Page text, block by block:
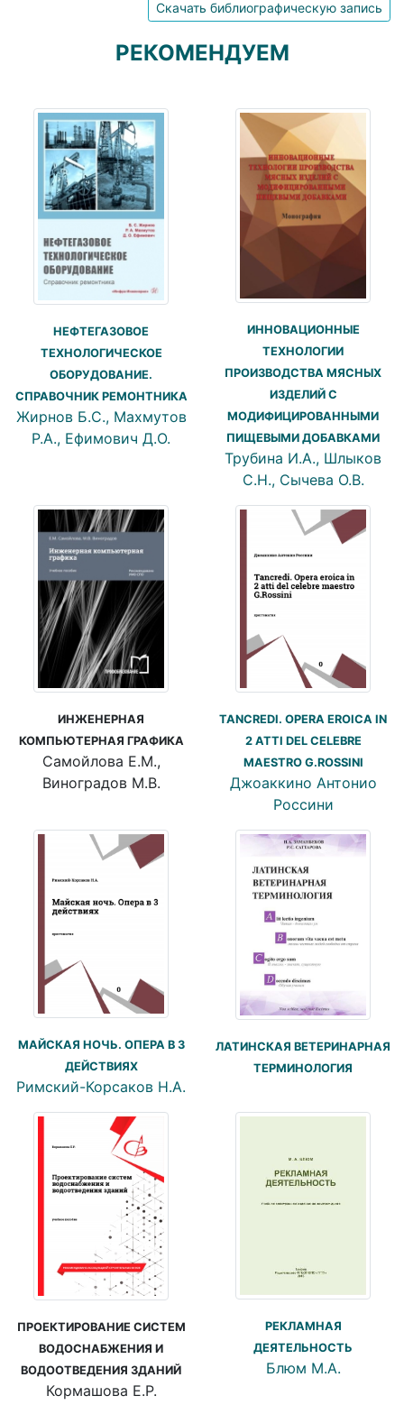
Скачать библиографическую запись
РЕКОМЕНДУЕМ
НЕФТЕГАЗОВОЕ
ТЕХНОЛОГИЧЕСКОЕ
ОБОРУДОВАНИЕ.
СПРАВОЧНИК РЕМОНТНИКА
Жирнов Б.С., Махмутов
Р.А., Ефимович Д.О.
ИННОВАЦИОННЫЕ
ТЕХНОЛОГИИ
ПРОИЗВОДСТВА МЯСНЫХ
ИЗДЕЛИЙ С
МОДИФИЦИРОВАННЫМИ
ПИЩЕВЫМИ ДОБАВКАМИ
Трубина И.А., Шлыков
С.Н., Сычева О.В.
ИНЖЕНЕРНАЯ
КОМПЬЮТЕРНАЯ ГРАФИКА
Самойлова Е.М.,
Виноградов М.В.
TANCREDI. OPERA EROICA IN
2 ATTI DEL CELEBRE
MAESTRO G.ROSSINI
Джоаккино Антонио
Россини
МАЙСКАЯ НОЧЬ. ОПЕРА В 3
ДЕЙСТВИЯХ
Римский-Корсаков Н.А.
ЛАТИНСКАЯ ВЕТЕРИНАРНАЯ
ТЕРМИНОЛОГИЯ
ПРОЕКТИРОВАНИЕ СИСТЕМ
ВОДОСНАБЖЕНИЯ И
ВОДООТВЕДЕНИЯ ЗДАНИЙ
Кормашова Е.Р.
РЕКЛАМНАЯ
ДЕЯТЕЛЬНОСТЬ
Блюм М.А.